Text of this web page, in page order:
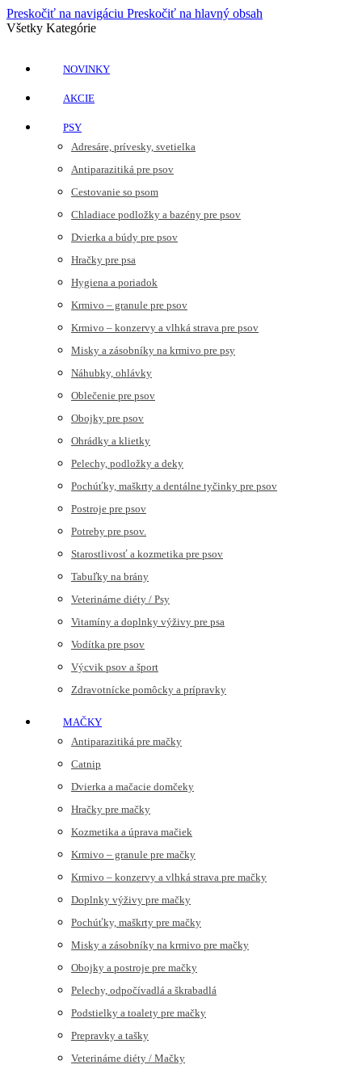
Preskočiť na navigáciu Preskočiť na hlavný obsah
Všetky Kategórie
NOVINKY
AKCIE
PSY
Adresáre, prívesky, svetielka
Antiparazitiká pre psov
Cestovanie so psom
Chladiace podložky a bazény pre psov
Dvierka a búdy pre psov
Hračky pre psa
Hygiena a poriadok
Krmivo – granule pre psov
Krmivo – konzervy a vlhká strava pre psov
Misky a zásobníky na krmivo pre psy
Náhubky, ohlávky
Oblečenie pre psov
Obojky pre psov
Ohrádky a klietky
Pelechy, podložky a deky
Pochúťky, maškrty a dentálne tyčinky pre psov
Postroje pre psov
Potreby pre psov.
Starostlivosť a kozmetika pre psov
Tabuľky na brány
Veterinárne diéty / Psy
Vitamíny a doplnky výživy pre psa
Vodítka pre psov
Výcvik psov a šport
Zdravotnícke pomôcky a prípravky
MAČKY
Antiparazitiká pre mačky
Catnip
Dvierka a mačacie domčeky
Hračky pre mačky
Kozmetika a úprava mačiek
Krmivo – granule pre mačky
Krmivo – konzervy a vlhká strava pre mačky
Doplnky výživy pre mačky
Pochúťky, maškrty pre mačky
Misky a zásobníky na krmivo pre mačky
Obojky a postroje pre mačky
Pelechy, odpočívadlá a škrabadlá
Podstielky a toalety pre mačky
Prepravky a tašky
Veterinárne diéty / Mačky